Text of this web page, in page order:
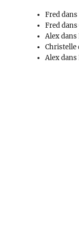
Freddans
Freddans
Alexdans
Christelle
Alexdans